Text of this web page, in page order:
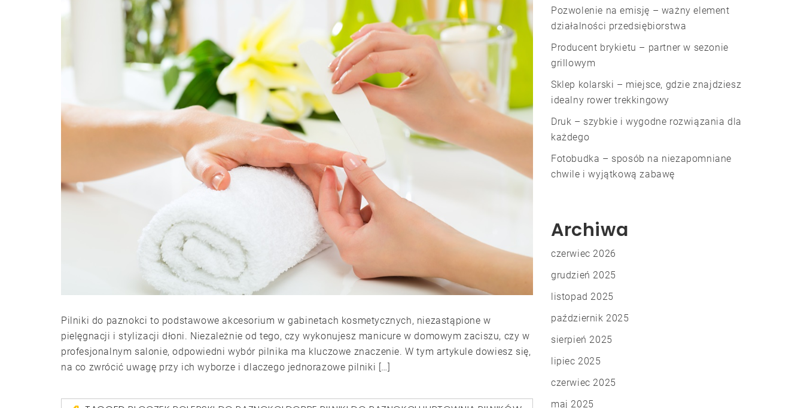
Pilniki do paznokci to podstawowe akcesorium w gabinetach kosmetycznych, niezastąpione w
pielęgnacji i stylizacji dłoni. Niezależnie od tego, czy wykonujesz manicure w domowym zaciszu, czy w
profesjonalnym salonie, odpowiedni wybór pilnika ma kluczowe znaczenie. W tym artykule dowiesz się,
na co zwrócić uwagę przy ich wyborze i dlaczego jednorazowe pilniki […]
Pozwolenie na emisję – ważny element
działalności przedsiębiorstwa
Producent brykietu – partner w sezonie
grillowym
Sklep kolarski – miejsce, gdzie znajdziesz
idealny rower trekkingowy
Druk – szybkie i wygodne rozwiązania dla
każdego
Fotobudka – sposób na niezapomniane
chwile i wyjątkową zabawę
Archiwa
czerwiec 2026
grudzień 2025
listopad 2025
październik 2025
sierpień 2025
lipiec 2025
czerwiec 2025
maj 2025